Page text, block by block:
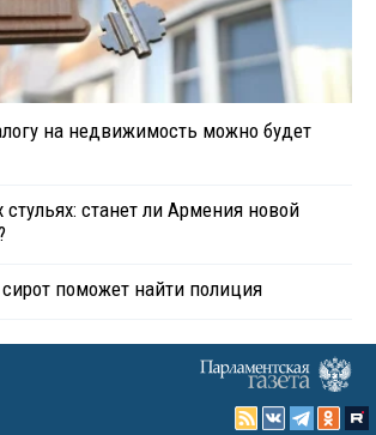
на недвижимость можно будет
станет ли Армения новой
поможет найти полиция